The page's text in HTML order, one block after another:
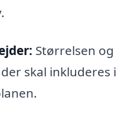
Størrelsen og
skal inkluderes i